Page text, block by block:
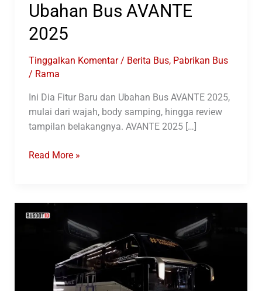
Ubahan Bus AVANTE
2025
Tinggalkan Komentar / Berita Bus, Pabrikan Bus
/ Rama
Ini Dia Fitur Baru dan Ubahan Bus AVANTE 2025,
mulai dari wajah, body samping, hingga review
tampilan belakangnya. AVANTE 2025 […]
Ini
dan
Read More »